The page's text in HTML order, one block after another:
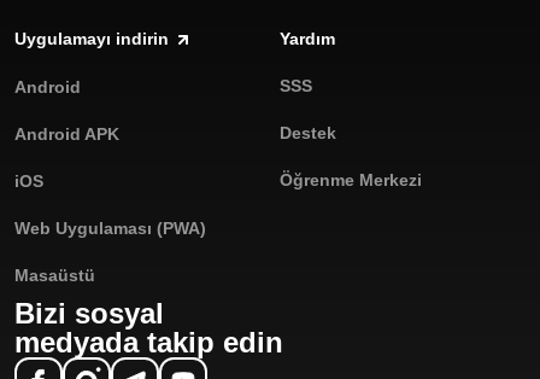
Uygulamayı indirin
Android
Android APK
iOS
Web Uygulaması (PWA)
Masaüstü
Yardım
SSS
Destek
Öğrenme Merkezi
Bizi sosyal
medyada takip edin